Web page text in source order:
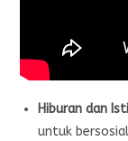
Hiburan dan
untuk